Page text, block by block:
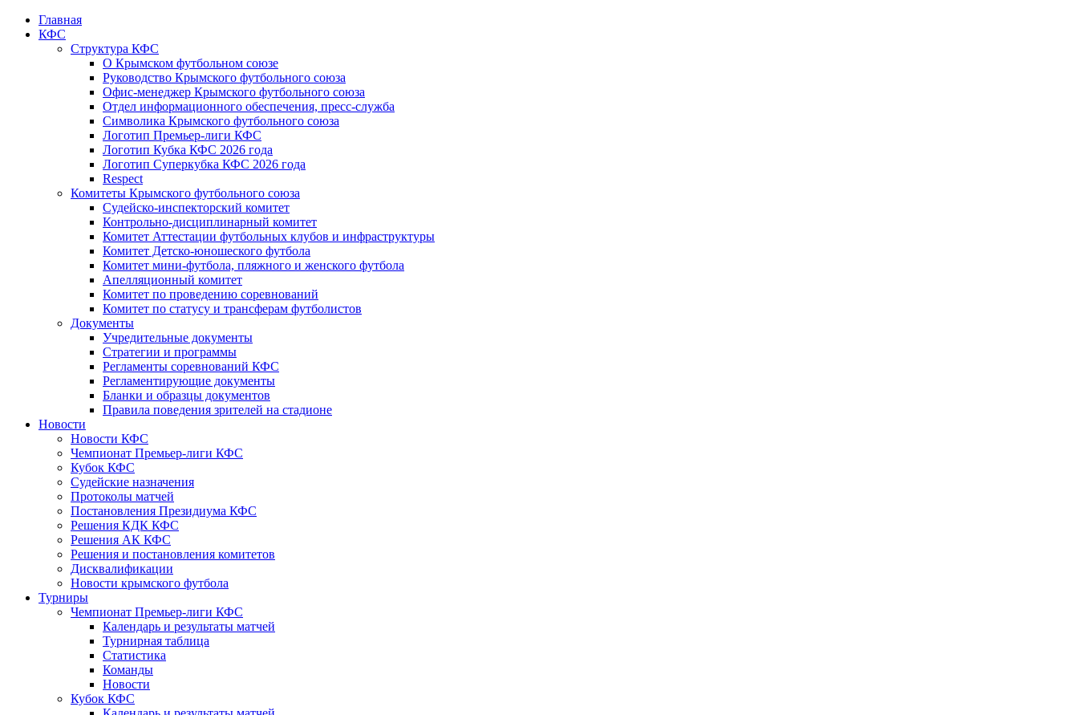
Главная
КФС
Структура КФС
О Крымском футбольном союзе
Руководство Крымского футбольного союза
Офис-менеджер Крымского футбольного союза
Отдел информационного обеспечения, пресс-служба
Символика Крымского футбольного союза
Логотип Премьер-лиги КФС
Логотип Кубка КФС 2026 года
Логотип Суперкубка КФС 2026 года
Respect
Комитеты Крымского футбольного союза
Судейско-инспекторский комитет
Контрольно-дисциплинарный комитет
Комитет Аттестации футбольных клубов и инфраструктуры
Комитет Детско-юношеского футбола
Комитет мини-футбола, пляжного и женского футбола
Апелляционный комитет
Комитет по проведению соревнований
Комитет по статусу и трансферам футболистов
Документы
Учредительные документы
Стратегии и программы
Регламенты соревнований КФС
Регламентирующие документы
Бланки и образцы документов
Правила поведения зрителей на стадионе
Новости
Новости КФС
Чемпионат Премьер-лиги КФС
Кубок КФС
Судейские назначения
Протоколы матчей
Постановления Президиума КФС
Решения КДК КФС
Решения АК КФС
Решения и постановления комитетов
Дисквалификации
Новости крымского футбола
Турниры
Чемпионат Премьер-лиги КФС
Календарь и результаты матчей
Турнирная таблица
Статистика
Команды
Новости
Кубок КФС